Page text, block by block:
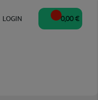
LOGIN 0,00 €